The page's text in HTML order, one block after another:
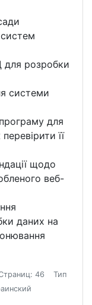
для розробки
системи
для
її
щодо
веб-
даних на
46
Тип